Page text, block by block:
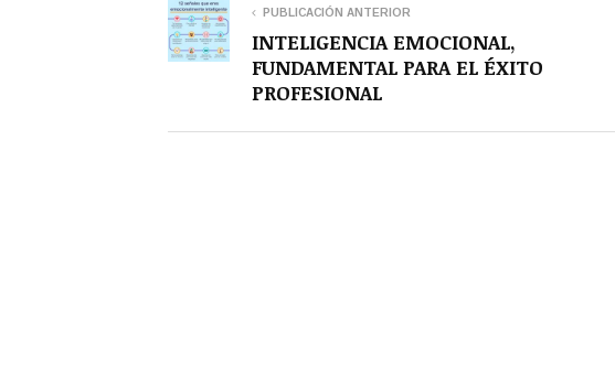
PUBLICACIÓN ANTERIOR
INTELIGENCIA EMOCIONAL,
FUNDAMENTAL PARA EL ÉXITO
PROFESIONAL